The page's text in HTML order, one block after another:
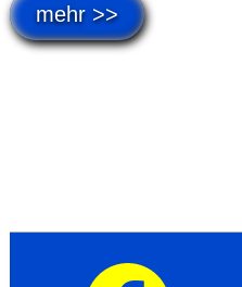
mehr >>